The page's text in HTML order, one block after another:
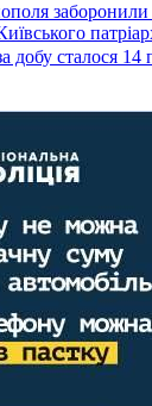
заборонили
добу сталося